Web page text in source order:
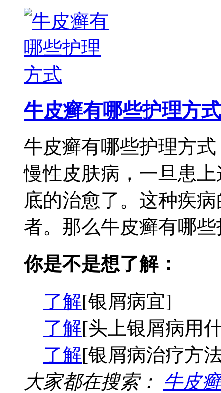
牛皮癣有哪些护理方式
牛皮癣有哪些护理方
慢性皮肤病，一旦患
底的治愈了。这种疾
者。那么牛皮癣有哪
你是不是想了解：
了解[银屑病宜]
了解[头上银屑病用
了解[银屑病治疗方
大家都在搜索： 牛皮